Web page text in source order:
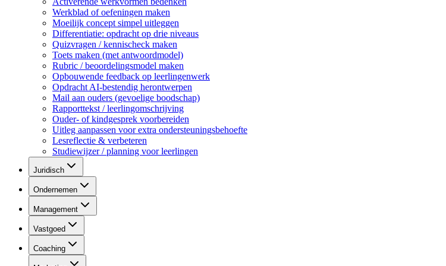
Werkblad of oefeningen maken
Moeilijk concept simpel uitleggen
Differentiatie: opdracht op drie niveaus
Quizvragen / kennischeck maken
Toets maken (met antwoordmodel)
Rubric / beoordelingsmodel maken
Opbouwende feedback op leerlingenwerk
Opdracht AI-bestendig herontwerpen
Mail aan ouders (gevoelige boodschap)
Rapporttekst / leerlingomschrijving
Ouder- of kindgesprek voorbereiden
Uitleg aanpassen voor extra ondersteuningsbehoefte
Lesreflectie & verbeteren
Studiewijzer / planning voor leerlingen
Juridisch
Ondernemen
Management
Vastgoed
Coaching